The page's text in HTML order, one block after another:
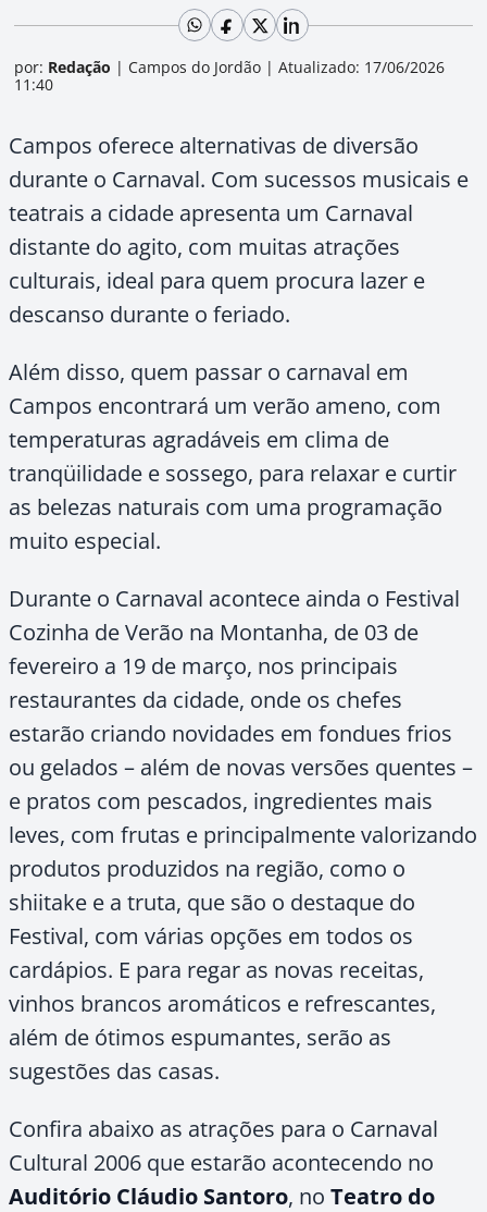
por: Redação | Campos do Jordão | Atualizado: 17/06/2026
11:40
Campos oferece alternativas de diversão
durante o Carnaval. Com sucessos musicais e
teatrais a cidade apresenta um Carnaval
distante do agito, com muitas atrações
culturais, ideal para quem procura lazer e
descanso durante o feriado.
Além disso, quem passar o carnaval em
Campos encontrará um verão ameno, com
temperaturas agradáveis em clima de
tranqüilidade e sossego, para relaxar e curtir
as belezas naturais com uma programação
muito especial.
Durante o Carnaval acontece ainda o Festival
Cozinha de Verão na Montanha, de 03 de
fevereiro a 19 de março, nos principais
restaurantes da cidade, onde os chefes
estarão criando novidades em fondues frios
ou gelados – além de novas versões quentes –
e pratos com pescados, ingredientes mais
leves, com frutas e principalmente valorizando
produtos produzidos na região, como o
shiitake e a truta, que são o destaque do
Festival, com várias opções em todos os
cardápios. E para regar as novas receitas,
vinhos brancos aromáticos e refrescantes,
além de ótimos espumantes, serão as
sugestões das casas.
Confira abaixo as atrações para o Carnaval
Cultural 2006 que estarão acontecendo no
Auditório Cláudio Santoro, no Teatro do